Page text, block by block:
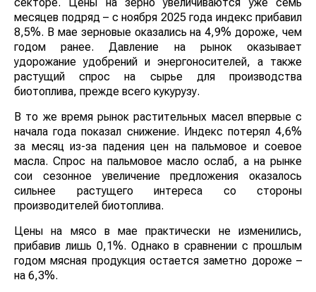
секторе. Цены на зерно увеличиваются уже семь
месяцев подряд – с ноября 2025 года индекс прибавил
8,5%. В мае зерновые оказались на 4,9% дороже, чем
годом ранее. Давление на рынок оказывает
удорожание удобрений и энергоносителей, а также
растущий спрос на сырье для производства
биотоплива, прежде всего кукурузу.
В то же время рынок растительных масел впервые с
начала года показал снижение. Индекс потерял 4,6%
за месяц из-за падения цен на пальмовое и соевое
масла. Спрос на пальмовое масло ослаб, а на рынке
сои сезонное увеличение предложения оказалось
сильнее растущего интереса со стороны
производителей биотоплива.
Цены на мясо в мае практически не изменились,
прибавив лишь 0,1%. Однако в сравнении с прошлым
годом мясная продукция остается заметно дороже –
на 6,3%.